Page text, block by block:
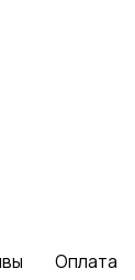
Оплата